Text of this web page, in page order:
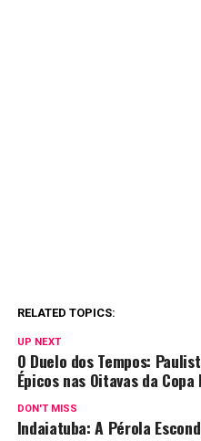
RELATED TOPICS:
UP NEXT
O Duelo dos Tempos:
Épicos nas Oitavas da
DON'T MISS
Indaiatuba: A Pérola